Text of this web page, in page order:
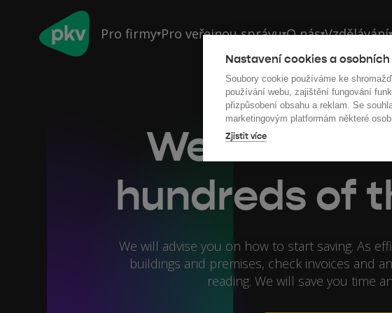
Nastavení cookies a osobních
Soubory cookie používáme ke
používání webu, zajištění fungování
přizpůsobení obsahu a reklam. Se
marketingovým platformám některé
Zjistit více
Pro firmy▾Pro veřejnou správu▾O nás▾Vzdělávání▾
We'll find
hundreds of
We will advise you on how to start saving. As
buildings and premises, check invoices and
reading. We will save you time